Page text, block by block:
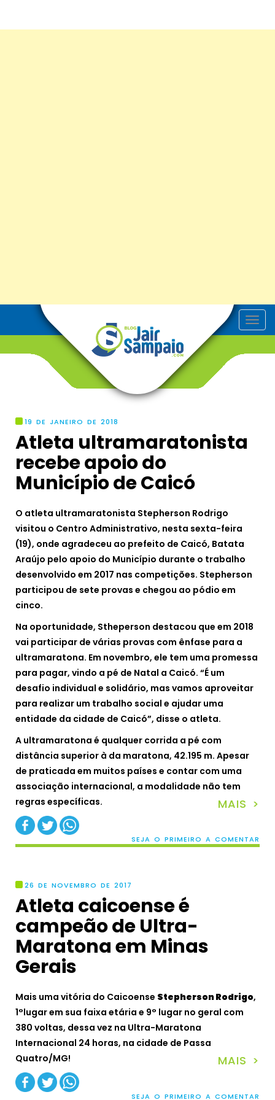
T
o
19 DE JANEIRO DE 2018
Atleta ultramaratonista
recebe apoio do
Município de Caicó
O atleta ultramaratonista Stepherson Rodrigo
visitou o Centro Administrativo, nesta sexta-feira
(19), onde agradeceu ao prefeito de Caicó, Batata
Araújo pelo apoio do Município durante o trabalho
desenvolvido em 2017 nas competições. Stepherson
participou de sete provas e chegou ao pódio em
cinco.
Na oportunidade, Stheperson destacou que em 2018
vai participar de várias provas com ênfase para a
ultramaratona. Em novembro, ele tem uma promessa
para pagar, vindo a pé de Natal a Caicó. “É um
desafio individual e solidário, mas vamos aproveitar
para realizar um trabalho social e ajudar uma
entidade da cidade de Caicó”, disse o atleta.
A ultramaratona é qualquer corrida a pé com
distância superior à da maratona, 42.195 m. Apesar
de praticada em muitos países e contar com uma
associação internacional, a modalidade não tem
regras específicas.
MAIS >
SEJA O PRIMEIRO A COMENTAR
26 DE NOVEMBRO DE 2017
Atleta caicoense é
campeão de Ultra-
Maratona em Minas
Gerais
Mais uma vitória do Caicoense Stepherson Rodrigo,
1°lugar em sua faixa etária e 9° lugar no geral com
380 voltas, dessa vez na Ultra-Maratona
Internacional 24 horas, na cidade de Passa
Quatro/MG!
MAIS >
SEJA O PRIMEIRO A COMENTAR